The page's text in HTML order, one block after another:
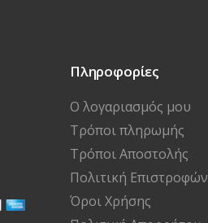
Πληροφορίες
Ο λογαριασμός μου
Τρόποι πληρωμής
Τρόποι Αποστολής
Πολιτική Επιστροφών
Όροι Χρήσης